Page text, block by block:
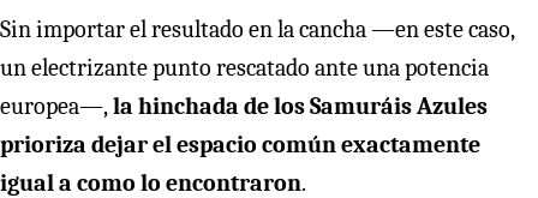
Sin importar el resultado en la cancha —en este caso,
un electrizante punto rescatado ante una potencia
europea—,la hinchada de los Samuráis Azules
prioriza dejar el espacio común exactamente
igual a como lo encontraron.